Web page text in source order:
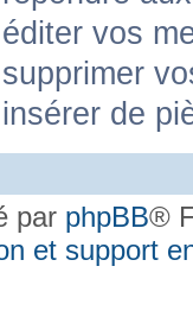
éditer vos
supprimer
insérer de
par phpBB®
et support